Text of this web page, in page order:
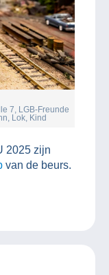
7, LGB-Freunde
Lok, Kind
2025 zijn
van de beurs.